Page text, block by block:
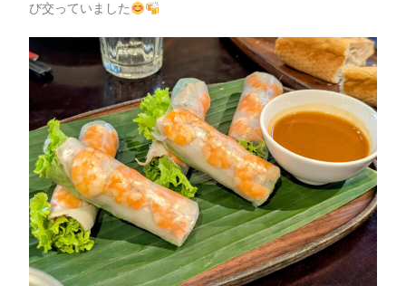
び交っていました